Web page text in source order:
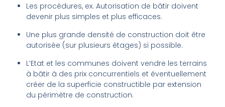
Les procédures, ex. Autorisation de bâtir doivent
devenir plus simples et plus efficaces.
Une plus grande densité de construction doit être
autorisée (sur plusieurs étages) si possible.
L’Etat et les communes doivent vendre les terrains
à bâtir à des prix concurrentiels et éventuellement
créer de la superficie constructible par extension
du périmètre de construction.